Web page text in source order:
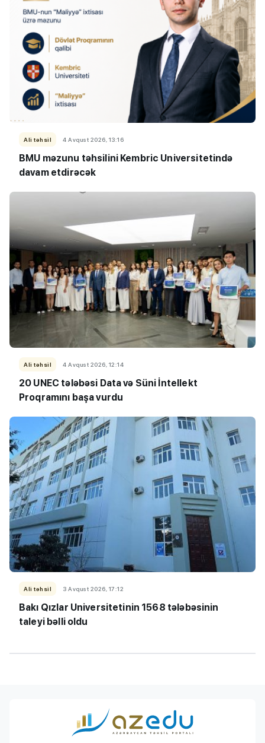
Ali təhsil 4 Avqust 2026, 13:16
BMU məzunu təhsilini Kembric Universitetində
davam etdirəcək
Ali təhsil 4 Avqust 2026, 12:14
20 UNEC tələbəsi Data və Süni İntellekt
Proqramını başa vurdu
Ali təhsil 3 Avqust 2026, 17:12
Bakı Qızlar Universitetinin 1568 tələbəsinin
taleyi bəlli oldu